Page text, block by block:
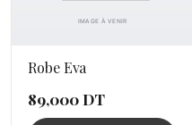
Robe Eva
89,000 DT